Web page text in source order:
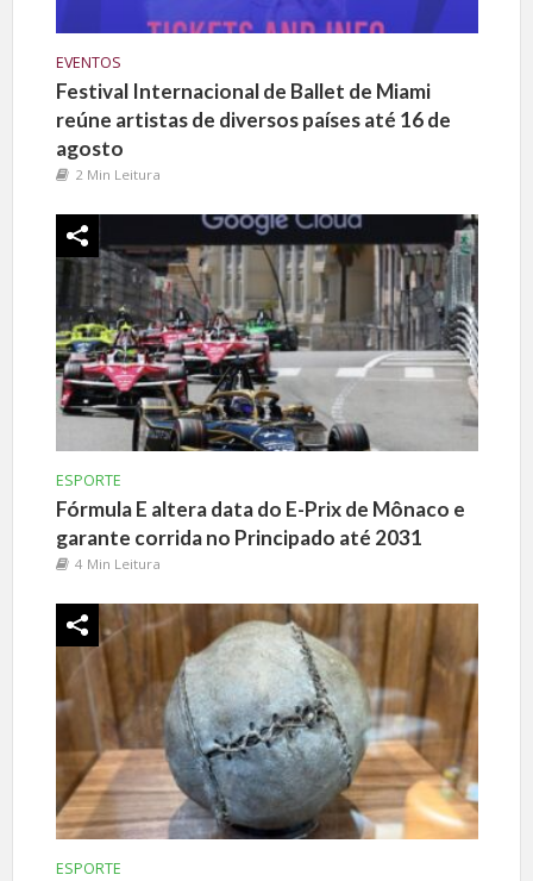
EVENTOS
Festival Internacional de Ballet de Miami
reúne artistas de diversos países até 16 de
agosto
2 Min Leitura
ESPORTE
Fórmula E altera data do E-Prix de Mônaco e
garante corrida no Principado até 2031
4 Min Leitura
ESPORTE